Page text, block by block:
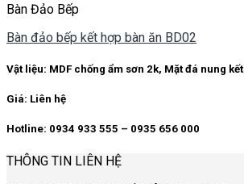
Bàn Đảo Bếp
Bàn đảo bếp kết hợp bàn ăn BD02
Vật liệu: MDF chống ẩm sơn 2k, Mặt đá nung kết
Giá: Liên hệ
Hotline: 0934 933 555 – 0935 656 000
THÔNG TIN LIÊN HỆ